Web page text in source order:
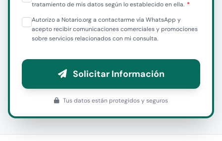
tratamiento de mis datos según lo establecido en ella.
Autorizo a Notario.org a contactarme vía WhatsApp y
acepto recibir comunicaciones comerciales y promociones
sobre servicios relacionados con mi consulta.
Solicitar Información
Tus datos están protegidos y seguros